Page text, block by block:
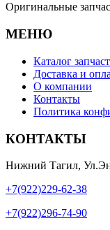
Оригинальные
МЕНЮ
Каталог
Доставка и
О компании
Контакты
Политика
КОНТАКТЫ
Нижний Тагил,
+7(922)229-62-38
+7(922)296-74-90